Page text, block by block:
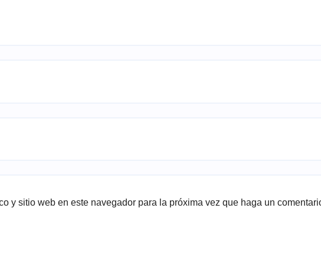
y sitio web en este navegador para la próxima vez que haga un